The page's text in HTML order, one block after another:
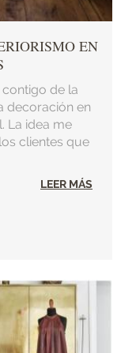
EN
de la
decoración en
La idea me
clientes que
LEER MÁS